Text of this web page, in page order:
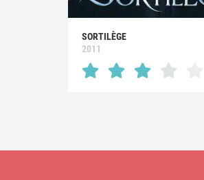
SORTILÈGE
2011